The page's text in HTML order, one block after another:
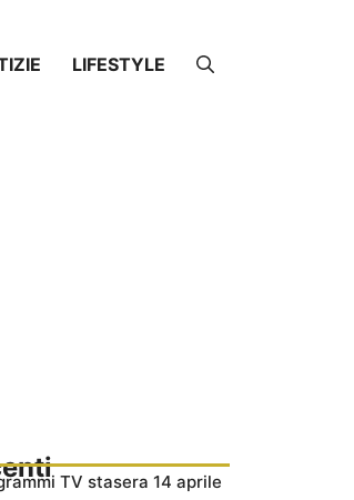
LIFESTYLE
TV stasera 14 aprile